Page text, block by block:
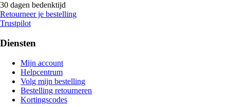
30 dagen bedenktijd
Retourneer je bestelling
Trustpilot
Diensten
Mijn account
Helpcentrum
Volg mijn bestelling
Bestelling retourneren
Kortingscodes